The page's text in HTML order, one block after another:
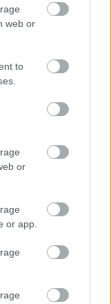
web or
to
or
or app.
ΑΕ
of the
Το
Πρόεδρος